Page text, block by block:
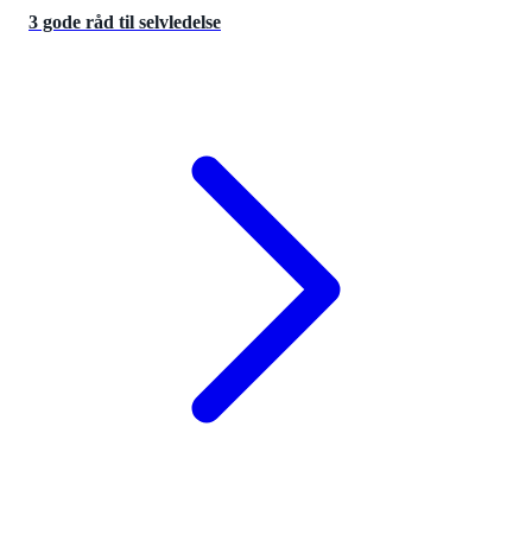
3 gode råd til selvledelse